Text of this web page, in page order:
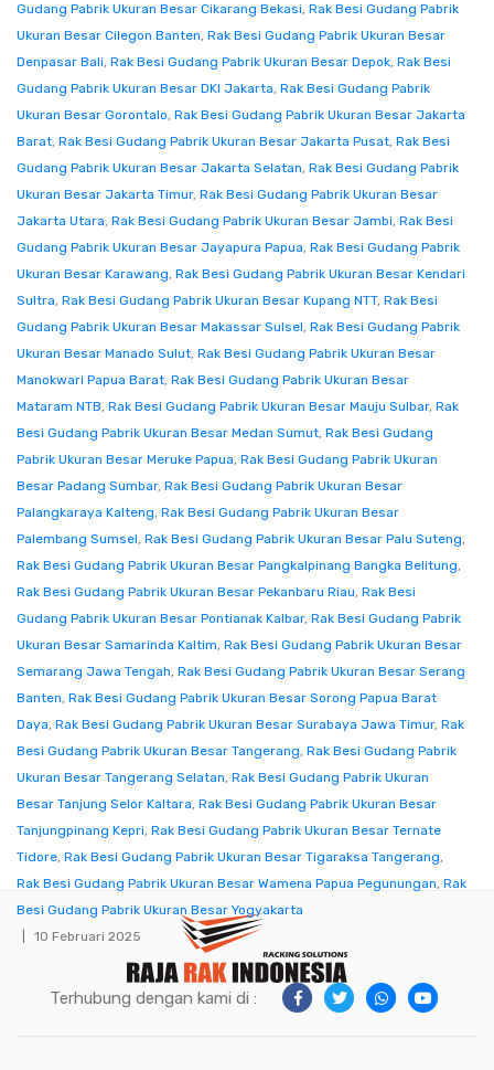
Gudang Pabrik Ukuran Besar Cikarang Bekasi, Rak Besi Gudang Pabrik
Ukuran Besar Cilegon Banten, Rak Besi Gudang Pabrik Ukuran Besar
Denpasar Bali, Rak Besi Gudang Pabrik Ukuran Besar Depok, Rak Besi
Gudang Pabrik Ukuran Besar DKI Jakarta, Rak Besi Gudang Pabrik
Ukuran Besar Gorontalo, Rak Besi Gudang Pabrik Ukuran Besar Jakarta
Barat, Rak Besi Gudang Pabrik Ukuran Besar Jakarta Pusat, Rak Besi
Gudang Pabrik Ukuran Besar Jakarta Selatan, Rak Besi Gudang Pabrik
Ukuran Besar Jakarta Timur, Rak Besi Gudang Pabrik Ukuran Besar
Jakarta Utara, Rak Besi Gudang Pabrik Ukuran Besar Jambi, Rak Besi
Gudang Pabrik Ukuran Besar Jayapura Papua, Rak Besi Gudang Pabrik
Ukuran Besar Karawang, Rak Besi Gudang Pabrik Ukuran Besar Kendari
Sultra, Rak Besi Gudang Pabrik Ukuran Besar Kupang NTT, Rak Besi
Gudang Pabrik Ukuran Besar Makassar Sulsel, Rak Besi Gudang Pabrik
Ukuran Besar Manado Sulut, Rak Besi Gudang Pabrik Ukuran Besar
Manokwari Papua Barat, Rak Besi Gudang Pabrik Ukuran Besar
Mataram NTB, Rak Besi Gudang Pabrik Ukuran Besar Mauju Sulbar, Rak
Besi Gudang Pabrik Ukuran Besar Medan Sumut, Rak Besi Gudang
Pabrik Ukuran Besar Meruke Papua, Rak Besi Gudang Pabrik Ukuran
Besar Padang Sumbar, Rak Besi Gudang Pabrik Ukuran Besar
Palangkaraya Kalteng, Rak Besi Gudang Pabrik Ukuran Besar
Palembang Sumsel, Rak Besi Gudang Pabrik Ukuran Besar Palu Suteng,
Rak Besi Gudang Pabrik Ukuran Besar Pangkalpinang Bangka Belitung,
Rak Besi Gudang Pabrik Ukuran Besar Pekanbaru Riau, Rak Besi
Gudang Pabrik Ukuran Besar Pontianak Kalbar, Rak Besi Gudang Pabrik
Ukuran Besar Samarinda Kaltim, Rak Besi Gudang Pabrik Ukuran Besar
Semarang Jawa Tengah, Rak Besi Gudang Pabrik Ukuran Besar Serang
Banten, Rak Besi Gudang Pabrik Ukuran Besar Sorong Papua Barat
Daya, Rak Besi Gudang Pabrik Ukuran Besar Surabaya Jawa Timur, Rak
Besi Gudang Pabrik Ukuran Besar Tangerang, Rak Besi Gudang Pabrik
Ukuran Besar Tangerang Selatan, Rak Besi Gudang Pabrik Ukuran
Besar Tanjung Selor Kaltara, Rak Besi Gudang Pabrik Ukuran Besar
Tanjungpinang Kepri, Rak Besi Gudang Pabrik Ukuran Besar Ternate
Tidore, Rak Besi Gudang Pabrik Ukuran Besar Tigaraksa Tangerang,
Rak Besi Gudang Pabrik Ukuran Besar Wamena Papua Pegunungan, Rak
Besi Gudang Pabrik Ukuran Besar Yogyakarta
10 Februari 2025
Terhubung dengan kami di :